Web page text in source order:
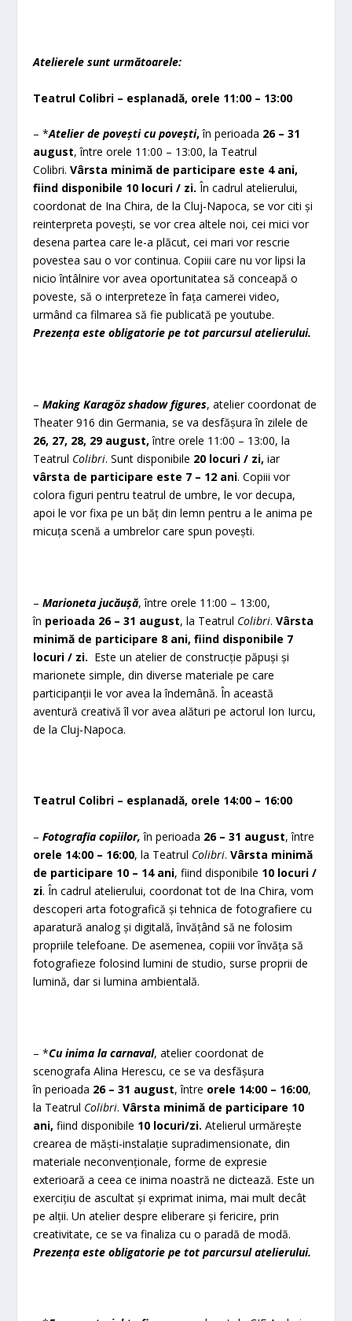
Atelierele sunt următoarele:
Teatrul Colibri – esplanadă, orele 11:00 – 13:00
– *Atelier de povești cu povești,în perioada 26 – 31
august, între orele 11:00 – 13:00, la Teatrul
Colibri.Vârsta minimă de participare este 4 ani,
fiind disponibile 10 locuri / zi. În cadrul atelierului,
coordonat de Ina Chira, de la Cluj-Napoca, se vor citi și
reinterpreta povești, se vor crea altele noi, cei mici vor
desena partea care le-a plăcut, cei mari vor rescrie
povestea sau o vor continua. Copiii care nu vor lipsi la
nicio întâlnire vor avea oportunitatea să conceapă o
poveste, să o interpreteze în fața camerei video,
urmând ca filmarea să fie publicată pe youtube.
Prezența este obligatorie pe tot parcursul atelierului.
–Making Karagöz shadow figures, atelier coordonat de
Theater 916 din Germania, se va desfășura în zilele de
26, 27, 28, 29 august, între orele 11:00 – 13:00, la
Teatrul Colibri. Sunt disponibile 20 locuri / zi,iar
vârsta de participare este 7 – 12 ani. Copiii vor
colora figuri pentru teatrul de umbre, le vor decupa,
apoi le vor fixa pe un băț din lemn pentru a le anima pe
micuța scenă a umbrelor care spun povești.
–Marioneta jucăușă, între orele 11:00 – 13:00,
în perioada 26 – 31 august, la Teatrul Colibri.Vârsta
minimă de participare 8 ani, fiind disponibile 7
locuri / zi. Este un atelier de construcție păpuși și
marionete simple, din diverse materiale pe care
participanții le vor avea la îndemână. În această
aventură creativă îl vor avea alături pe actorul Ion Iurcu,
de la Cluj-Napoca.
Teatrul Colibri – esplanadă, orele 14:00 – 16:00
–Fotografia copiilor, în perioada 26 – 31 august, între
orele 14:00 – 16:00, la Teatrul Colibri.Vârsta minimă
de participare 10 – 14 ani, fiind disponibile 10 locuri /
zi. În cadrul atelierului, coordonat tot de Ina Chira, vom
descoperi arta fotografică și tehnica de fotografiere cu
aparatură analog și digitală, învățând să ne folosim
propriile telefoane. De asemenea, copiii vor învăța să
fotografieze folosind lumini de studio, surse proprii de
lumină, dar si lumina ambientală.
– *Cu inima la carnaval, atelier coordonat de
scenografa Alina Herescu, ce se va desfășura
în perioada 26 – 31 august, între orele 14:00 – 16:00,
la Teatrul Colibri.Vârsta minimă de participare 10
ani,fiind disponibile 10 locuri/zi. Atelierul urmărește
crearea de măști-instalație supradimensionate, din
materiale neconvenționale, forme de expresie
exterioară a ceea ce inima noastră ne dictează. Este un
exercițiu de ascultat și exprimat inima, mai mult decât
pe alții. Un atelier despre eliberare și fericire, prin
creativitate, ce se va finaliza cu o paradă de modă.
Prezența este obligatorie pe tot parcursul atelierului.